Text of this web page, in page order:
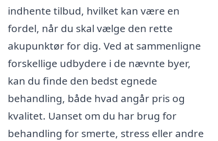
indhente tilbud, hvilket kan være en
fordel, når du skal vælge den rette
akupunktør for dig. Ved at sammenligne
forskellige udbydere i de nævnte byer,
kan du finde den bedst egnede
behandling, både hvad angår pris og
kvalitet. Uanset om du har brug for
behandling for smerte, stress eller andre